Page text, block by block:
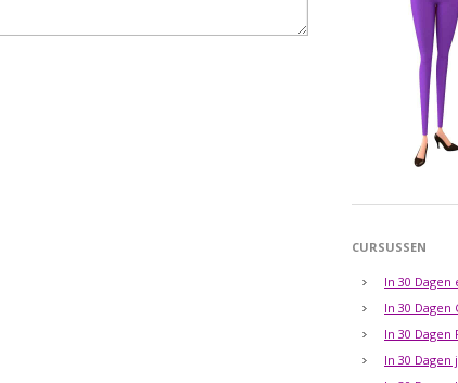
CURSUSSEN
In 30 Dagen
In 30 Dagen
In 30 Dagen
In 30 Dagen